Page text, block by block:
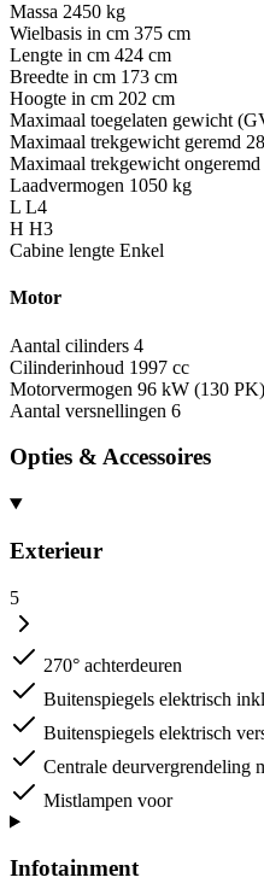
Massa 2450 kg
Wielbasis in cm 375 cm
Lengte in cm 424 cm
Breedte in cm 173 cm
Hoogte in cm 202 cm
Maximaal toegelaten gewicht
Maximaal trekgewicht geremd
Maximaal trekgewicht ongeremd
Laadvermogen 1050 kg
L L4
H H3
Cabine lengte Enkel
Motor
Aantal cilinders 4
Cilinderinhoud 1997 cc
Motorvermogen 96 kW (130 PK)
Aantal versnellingen 6
Opties & Accessoires
Exterieur
5
270° achterdeuren
Buitenspiegels elektrisch
Buitenspiegels elektrisch
Centrale deurvergrendeling
Mistlampen voor
Infotainment